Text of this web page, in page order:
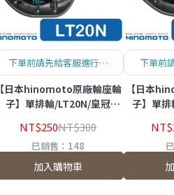
下單前請先給客服進行確
認！
【日本hinomoto原廠輪座輪
子】單排輪/LT20N/皇冠
NT$250NT$300
已銷售：148
加入購物車
下單前
【日本
子】單